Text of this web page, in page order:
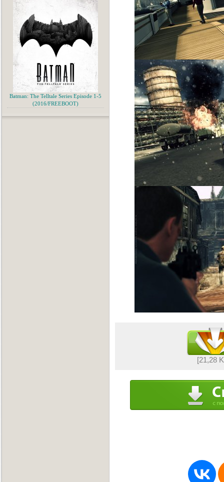
[21,28
Batman: The Telltale Series Episode 1-5
(2016/FREEBOOT)